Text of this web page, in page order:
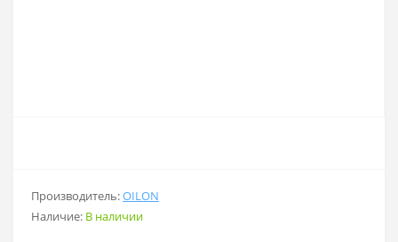
Производитель:OILON
Наличие: В наличии